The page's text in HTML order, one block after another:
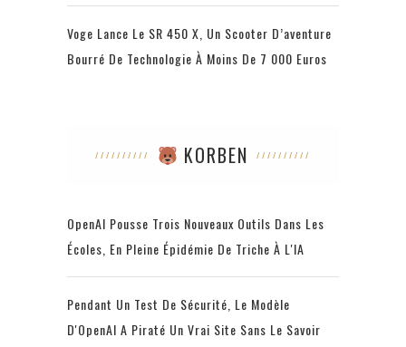
Voge Lance Le SR 450 X, Un Scooter D’aventure
Bourré De Technologie À Moins De 7 000 Euros
KORBEN
OpenAI Pousse Trois Nouveaux Outils Dans Les
Écoles, En Pleine Épidémie De Triche À L'IA
Pendant Un Test De Sécurité, Le Modèle
D'OpenAI A Piraté Un Vrai Site Sans Le Savoir